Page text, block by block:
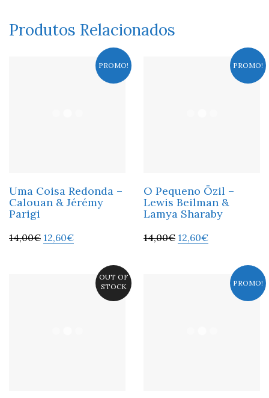
Produtos Relacionados
PROMO!
Uma Coisa Redonda –
Calouan & Jérémy
Parigi
14,00€ 12,60€
PROMO!
O Pequeno Özil –
Lewis Beilman &
Lamya Sharaby
14,00€ 12,60€
OUT OF
STOCK
PROMO!